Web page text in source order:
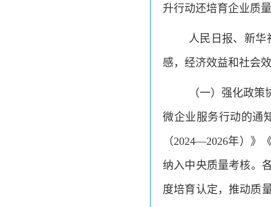
升行动还培育企业质
人民日报、新华
感，经济效益和社会
（一）强化政
微企业服务行动的通
（2024—2026年）》
纳入中央质量考核。
度培育认定，推动质